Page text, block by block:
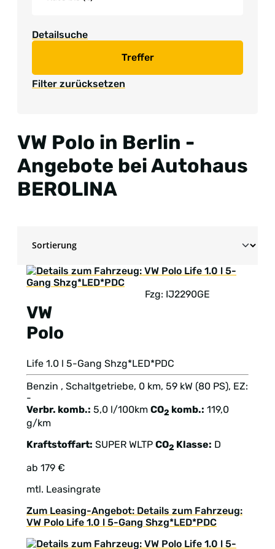
Detailsuche
Treffer
Filter zurücksetzen
VW Polo in Berlin -
Angebote bei Autohaus
BEROLINA
VW
Polo
Fzg: IJ2290GE
Life 1.0 l 5-Gang Shzg*LED*PDC
Benzin , Schaltgetriebe, 0 km, 59 kW (80 PS), EZ:
-
Verbr. komb.: 5,0 l/100km CO2 komb.: 119,0
g/km
Kraftstoffart: SUPER WLTP CO2 Klasse: D
ab 179 €
mtl. Leasingrate
Zum Leasing-Angebot: Details zum Fahrzeug:
VW Polo Life 1.0 l 5-Gang Shzg*LED*PDC